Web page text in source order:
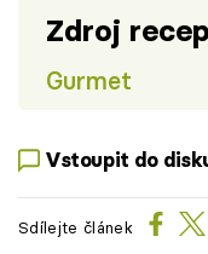
Zdroj
Gurmet
Vstoupit do
Sdílejte článek